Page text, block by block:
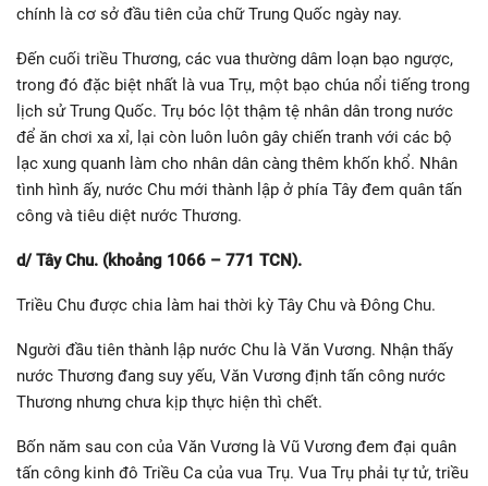
chính là cơ sở đầu tiên của chữ Trung Quốc ngày nay.
Đến cuối triều Thương, các vua thường dâm loạn bạo ngược,
trong đó đặc biệt nhất là vua Trụ, một bạo chúa nổi tiếng trong
lịch sử Trung Quốc. Trụ bóc lột thậm tệ nhân dân trong nước
để ăn chơi xa xỉ, lại còn luôn luôn gây chiến tranh với các bộ
lạc xung quanh làm cho nhân dân càng thêm khốn khổ. Nhân
tình hình ấy, nước Chu mới thành lập ở phía Tây đem quân tấn
công và tiêu diệt nước Thương.
d/ Tây Chu. (khoảng 1066 – 771 TCN).
Triều Chu được chia làm hai thời kỳ Tây Chu và Đông Chu.
Người đầu tiên thành lập nước Chu là Văn Vương. Nhận thấy
nước Thương đang suy yếu, Văn Vương định tấn công nước
Thương nhưng chưa kịp thực hiện thì chết.
Bốn năm sau con của Văn Vương là Vũ Vương đem đại quân
tấn công kinh đô Triều Ca của vua Trụ. Vua Trụ phải tự tử, triều